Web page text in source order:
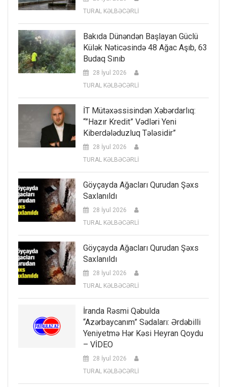
TURAL KƏLBƏCƏRLİ
Bakıda Dünəndən Başlayan Güclü
Külək Nəticəsində 48 Ağac Aşıb, 63
Budaq Sınıb
28 İyul 2026
TURAL KƏLBƏCƏRLİ
İT Mütəxəssisindən Xəbərdarlıq:
“”Hazır Kredit” Vədləri Yeni
Kiberdələduzluq Tələsidir”
28 İyul 2026
TURAL KƏLBƏCƏRLİ
Göyçayda Ağacları Qurudan Şəxs
Saxlanıldı
28 İyul 2026
TURAL KƏLBƏCƏRLİ
Göyçayda Ağacları Qurudan Şəxs
Saxlanıldı
28 İyul 2026
TURAL KƏLBƏCƏRLİ
İranda Rəsmi Qəbulda
“Azərbaycanım” Sədaları: Ərdəbilli
Yeniyetmə Hər Kəsi Heyran Qoydu
– VİDEO
28 İyul 2026
TURAL KƏLBƏCƏRLİ